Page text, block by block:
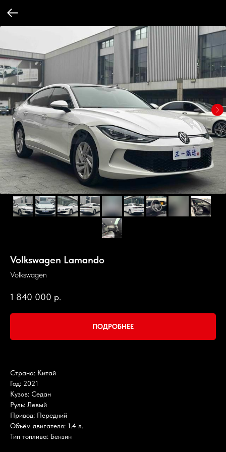
Volkswagen Lamando
Volkswagen
1 840 000 р.
ПОДРОБНЕЕ
Страна: Китай
Год: 2021
Кузов: Седан
Руль: Левый
Привод: Передний
Объём двигателя: 1.4 л.
Тип топлива: Бензин